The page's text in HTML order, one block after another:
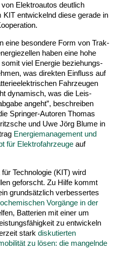
Elek­tro­autos deutlich
KITentwi­ckelnd diese gerade in
eine besondere Form von Trak­
haben eine hohe
somit viel Energie bezie­hungs­
was direkten Einfluss auf
Fahr­zeugen
dynamisch, was die Leis­
angeht”, beschreiben
Springer-​Autoren Thomas
und Uwe Jörg Blume in
Ener­gie­ma­nagement und
für Elek­tro­fahr­zeugeauf
Tech­no­logie (KIT) wird
geforscht. Zu Hilfe kommt
grund­sätzlich verbes­sertes
Vorgänge in der
Batterien mit einer um
zu entwi­ckeln
stark disku­tierten
zu lösen: die mangelnde